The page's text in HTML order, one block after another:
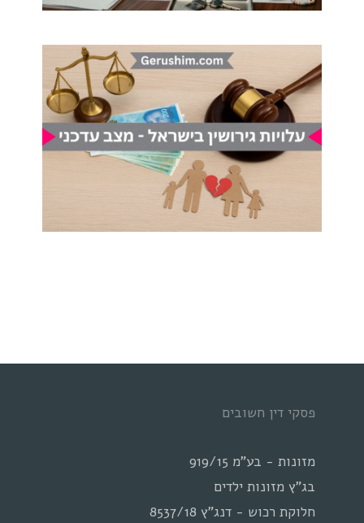
פסקי דין חשובים
מזונות - בע"מ 919/15
בג"ץ מזונות ילדים
חלוקת רכוש - דנג"ץ 8537/18